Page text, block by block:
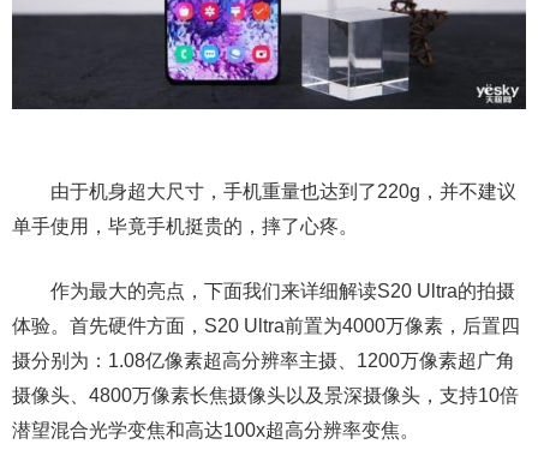
由于机身超大尺寸，手机重量也达到了220g，并不建议
单手使用，毕竟手机挺贵的，摔了心疼。
作为最大的亮点，下面我们来详细解读S20 Ultra的拍摄
体验。首先硬件方面，S20 Ultra前置为4000万像素，后置四
摄分别为：1.08亿像素超高分辨率主摄、1200万像素超广角
摄像头、4800万像素长焦摄像头以及景深摄像头，支持10倍
潜望混合光学变焦和高达100x超高分辨率变焦。